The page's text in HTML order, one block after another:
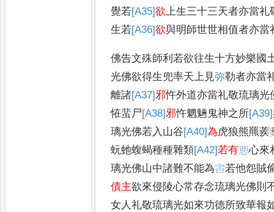
覺若[A35]欲上生三十三天者亦當礼
生若[A36]欲與明師世世相值者亦當
佛告文殊師利若欲往生十方妙樂國
光佛欲得生兜率天上見弥勒者亦當
離諸[A37]邪忤外道亦當礼敬琉璃光
恠蜚尸[A38]邪忤魍魎鬼神之所[A39]
璃光佛若入山谷[A40]為虎狼熊羆蒺
蚖虵蝮蝎種種雜類[A42]若有𢙣心來
璃光佛山中諸難不能為𡧱若他怨賊
債主欲來侵陵心常存念琉璃光佛則
女人礼敬琉璃光如來功德所致華報